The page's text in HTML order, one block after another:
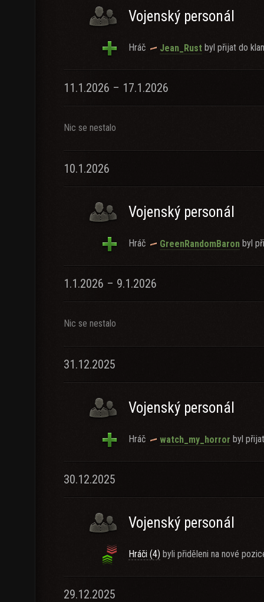
Vojenský personál
Hráč Jean_Rust byl přijat do
11.1.2026 – 17.1.2026
Nic se nestalo
10.1.2026
Vojenský personál
Hráč GreenRandomBaron byl
1.1.2026 – 9.1.2026
Nic se nestalo
31.12.2025
Vojenský personál
Hráč watch_my_horror byl
30.12.2025
Vojenský personál
Hráči (4) byli přiděleni na nové
29.12.2025